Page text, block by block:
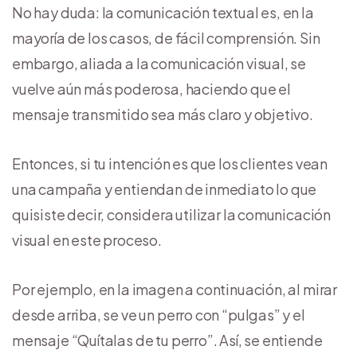
No hay duda: la comunicación textual es, en la
mayoría de los casos, de fácil comprensión. Sin
embargo, aliada a la comunicación visual, se
vuelve aún más poderosa, haciendo que el
mensaje transmitido sea más claro y objetivo.
Entonces, si tu intención es que los clientes vean
una campaña y entiendan de inmediato lo que
quisiste decir, considera utilizar la comunicación
visual en este proceso.
Por ejemplo, en la imagen a continuación, al mirar
desde arriba, se ve un perro con “pulgas” y el
mensaje “Quítalas de tu perro”. Así, se entiende